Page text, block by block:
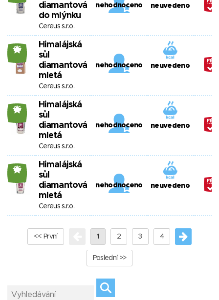
diamantová
do mlýnku
Cereus s.r.o.
nehodnoceno neuvedeno
26
Himalájská
sůl
diamantová
mletá
Cereus s.r.o.
nehodnoceno neuvedeno
26
Himalájská
sůl
diamantová
mletá
Cereus s.r.o.
nehodnoceno neuvedeno
26
Himalájská
sůl
diamantová
mletá
Cereus s.r.o.
nehodnoceno neuvedeno
<< První 1 2 3 4
Poslední >>